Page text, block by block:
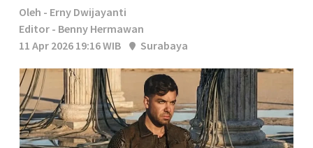
Oleh - Erny Dwijayanti
Editor - Benny Hermawan
11 Apr 2026 19:16 WIB
Surabaya